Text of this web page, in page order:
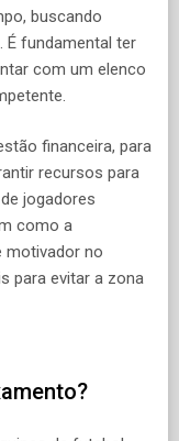
buscando
fundamental ter
com um elenco
financeira, para
recursos para
jogadores
como a
motivador no
para evitar a zona